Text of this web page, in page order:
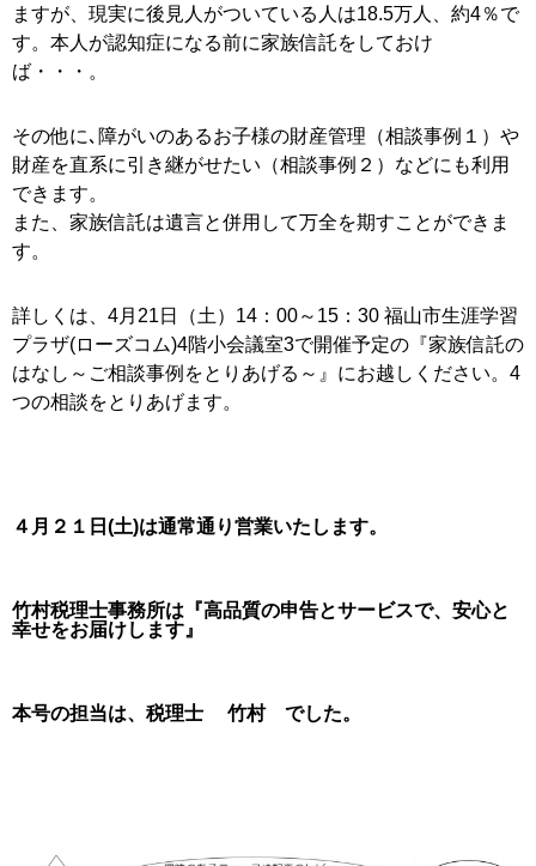
ますが、現実に後見人がついている人は18.5万人、約4％で
す。本人が認知症になる前に家族信託をしておけ
ば・・・。
その他に､障がいのあるお子様の財産管理（相談事例１）や
財産を直系に引き継がせたい（相談事例２）などにも利用
できます。
また、家族信託は遺言と併用して万全を期すことができま
す。
詳しくは、4月21日（土）14：00～15：30 福山市生涯学習
プラザ(ローズコム)4階小会議室3で開催予定の『家族信託の
はなし～ご相談事例をとりあげる～』にお越しください。4
つの相談をとりあげます。
４月２１日(土)は通常通り営業いたします。
竹村税理士事務所は『高品質の申告とサービスで、安心と
幸せをお届けします』
本号の担当は、税理士 竹村 でした。